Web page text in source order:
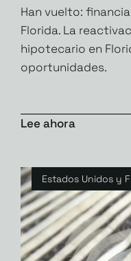
Han vuelto:
Florida. La
hipotecario en
oportunidades.
Lee ahora
Estados Unidos y